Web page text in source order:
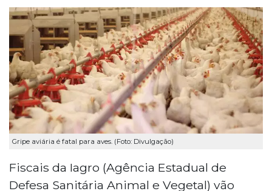
Gripe aviária é fatal para aves. (Foto: Divulgação)
Fiscais da Iagro (Agência Estadual de
Defesa Sanitária Animal e Vegetal) vão